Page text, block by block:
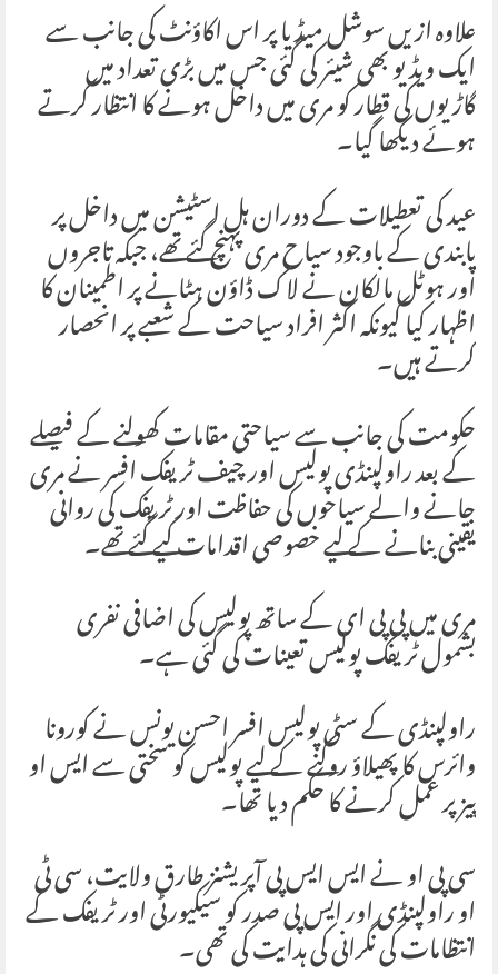
علاوہ ازیں سوشل میڈیا پر اس اکاؤنٹ کی جانب سے
ایک ویڈیو بھی شیئر کی گئی جس میں بڑی تعداد میں
گاڑیوں کی قطار کو مری میں داخل ہونے کا انتظار کرتے
ہوئے دیکھا گیا۔
عید کی تعطیلات کے دوران ہل اسٹیشن میں داخل پر
پابندی کے باوجود سیاح مری پہنچ گئے تھے، جبکہ تاجروں
اور ہوٹل مالکان نے لاک ڈاؤن ہٹانے پر اطمینان کا
اظہار کیا کیونکہ اکثر افراد سیاحت کے شعبے پر انحصار
کرتے ہیں۔
حکومت کی جانب سے سیاحتی مقامات کھولنے کے فیصلے
کے بعد راولپنڈی پولیس اور چیف ٹریفک افسر نے مری
جانے والے سیاحوں کی حفاظت اور ٹریفک کی روانی
یقینی بنانے کے لیے خصوصی اقدامات کیے گئے تھے۔
مری میں پی پی ای کے ساتھ پولیس کی اضافی نفری
بشمول ٹریفک پولیس تعینات کی گئی ہے۔
راولپنڈی کے سٹی پولیس افسر احسن یونس نے کورونا
وائرس کا پھیلاؤ روکنے کے لیے پولیس کو سختی سے ایس او
پیز پر عمل کرنے کا حکم دیا تھا۔
سی پی او نے ایس ایس پی آپریشنز طارق ولایت، سی ٹی
او راولپنڈی اور ایس پی صدر کو سیکیورٹی اور ٹریفک کے
انتظامات کی نگرانی کی ہدایت کی تھی۔